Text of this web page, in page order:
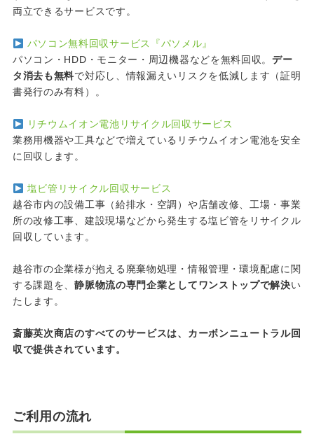
両立できるサービスです。
パソコン無料回収サービス『パソメル』
パソコン・HDD・モニター・周辺機器などを無料回収。デー
タ消去も無料で対応し、情報漏えいリスクを低減します（証明
書発行のみ有料）。
リチウムイオン電池リサイクル回収サービス
業務用機器や工具などで増えているリチウムイオン電池を安全
に回収します。
塩ビ管リサイクル回収サービス
越谷市内の設備工事（給排水・空調）や店舗改修、工場・事業
所の改修工事、建設現場などから発生する塩ビ管をリサイクル
回収しています。
越谷市の企業様が抱える廃棄物処理・情報管理・環境配慮に関
する課題を、静脈物流の専門企業としてワンストップで解決い
たします。
斎藤英次商店のすべてのサービスは、カーボンニュートラル回
収で提供されています。
ご利用の流れ